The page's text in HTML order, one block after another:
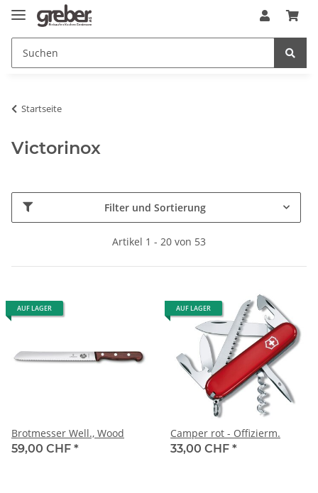
Startseite
Victorinox
Filter und Sortierung
Artikel 1 - 20 von 53
AUF LAGER
Brotmesser Well., Wood
59,00 CHF *
AUF LAGER
Camper rot - Offizierm.
33,00 CHF *